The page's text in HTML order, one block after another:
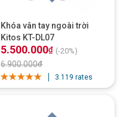
Khóa vân tay ngoài trời
Kitos KT-DL07
5.500.000₫ (-20%)
6.900.000₫
3.119 rates